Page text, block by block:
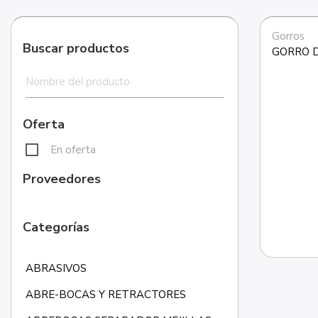
Buscar productos
Oferta
En oferta
Proveedores
Categorías
ABRASIVOS
ABRE-BOCAS Y RETRACTORES
Gorros
GORRO